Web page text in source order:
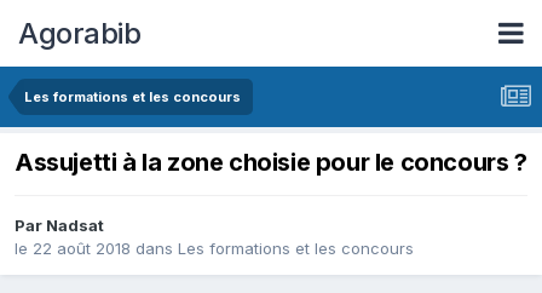
Agorabib
Les formations et les concours
Assujetti à la zone choisie pour le concours ?
Par Nadsat
le 22 août 2018 dans Les formations et les concours